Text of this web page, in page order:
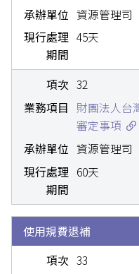
資源管理司
45天
32
財團法人台
審定事項
資源管理司
60天
使用規費退補
33